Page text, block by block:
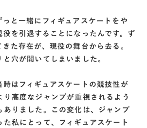
っと一緒にフィギュアスケートをや
役を引退することになったんです。ず
きた存在が、現役の舞台から去る。
穴が開いてしまいました。
時はフィギュアスケートの競技性が
り高度なジャンプが重視されるよう
ありました。この変化は、ジャンプ
た私にとって、フィギュアスケート